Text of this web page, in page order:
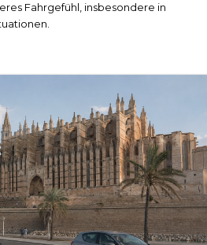
Fahrgefühl, insbesondere in